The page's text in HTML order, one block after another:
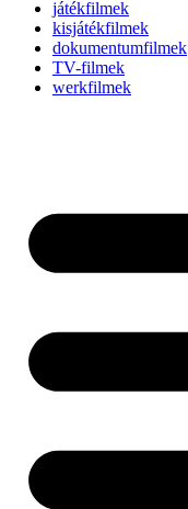
játékfilmek
kisjátékfilmek
dokumentumfilmek
TV-filmek
werkfilmek